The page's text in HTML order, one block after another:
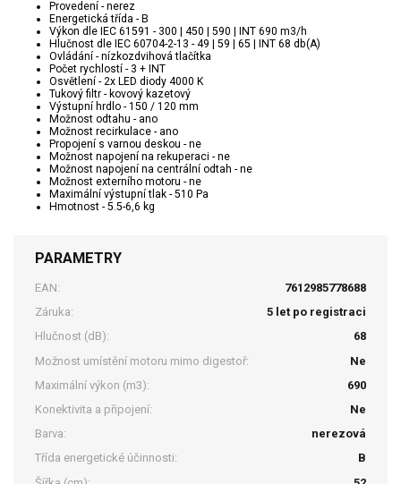
Provedení - nerez
Energetická třída - B
Výkon dle IEC 61591 - 300 | 450 | 590 | INT 690 m3/h
Hlučnost dle IEC 60704-2-13 - 49 | 59 | 65 | INT 68 db(A)
Ovládání - nízkozdvihová tlačítka
Počet rychlostí - 3 + INT
Osvětlení - 2x LED diody 4000 K
Tukový filtr - kovový kazetový
Výstupní hrdlo - 150 / 120 mm
Možnost odtahu - ano
Možnost recirkulace - ano
Propojení s varnou deskou - ne
Možnost napojení na rekuperaci - ne
Možnost napojení na centrální odtah - ne
Možnost externího motoru - ne
Maximální výstupní tlak - 510 Pa
Hmotnost - 5.5-6,6 kg
PARAMETRY
EAN:
7612985778688
Záruka:
5 let po registraci
Hlučnost (dB):
68
Možnost umístění motoru mimo digestoř:
Ne
Maximální výkon (m3):
690
Konektivita a připojení:
Ne
Barva:
nerezová
Třída energetické účinnosti:
B